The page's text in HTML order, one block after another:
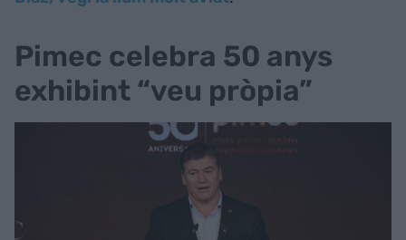
Pimec celebra 50 anys
exhibint “veu pròpia”